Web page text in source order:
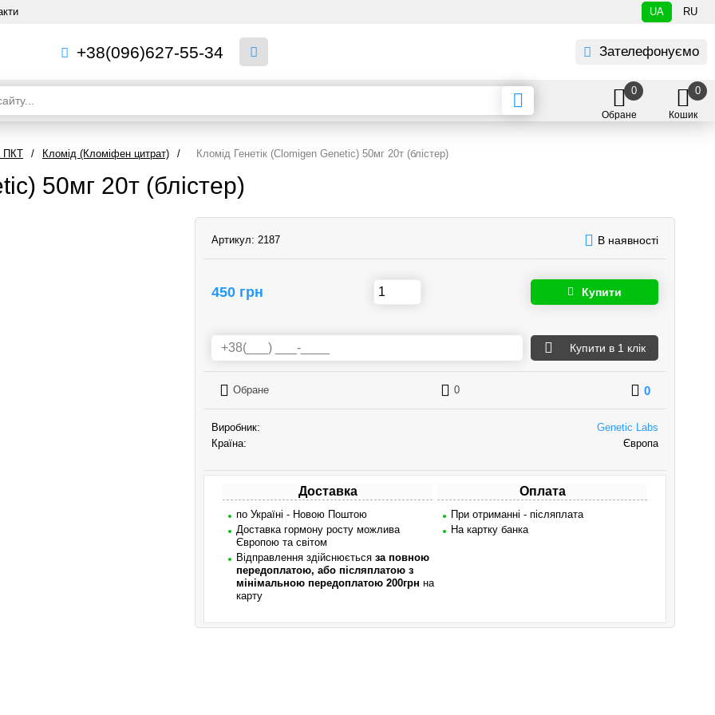
UA RU
+38(096)627-55-34 Зателефонуємо
Обране
0
Кошик
0
ПКТ / Кломід (Кломіфен цитрат) / Кломід Генетік (Clomigen Genetic) 50мг 20т (блістер)
50мг 20т (блістер)
Артикул: 2187 В наявності
450 грн Купити
Купити в 1 клік
Обране 0 0
Виробник:
Genetic Labs
Країна:
Європа
Доставка
по Україні - Новою Поштою
Доставка гормону росту можлива
Європою та світом
Відправлення здійснюється за повною
передоплатою, або післяплатою з
мінімальною передоплатою 200грн на
карту
Оплата
При отриманні - післяплата
На картку банка